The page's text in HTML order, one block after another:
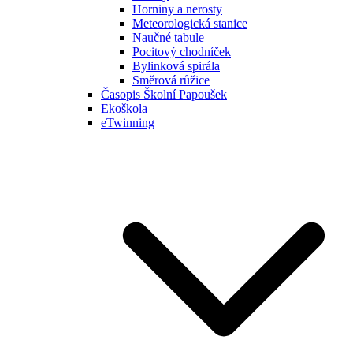
Horniny a nerosty
Meteorologická stanice
Naučné tabule
Pocitový chodníček
Bylinková spirála
Směrová růžice
Časopis Školní Papoušek
Ekoškola
eTwinning